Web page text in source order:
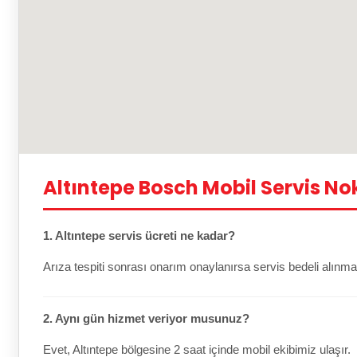
Altıntepe Bosch Mobil Servis
1. Altıntepe servis ücreti ne kadar?
Arıza tespiti sonrası onarım onaylanırsa servis bedeli
2. Aynı gün hizmet veriyor musunuz?
Evet, Altıntepe bölgesine 2 saat içinde mobil ekibimiz ulaşır.